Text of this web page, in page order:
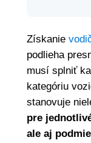
Získanie
podlieha
musí splniť
kategóriu
stanovuje
pre
ale aj